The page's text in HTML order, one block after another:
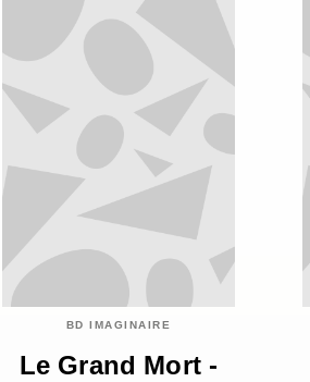
BD IMAGINAIRE
Le Grand Mort -